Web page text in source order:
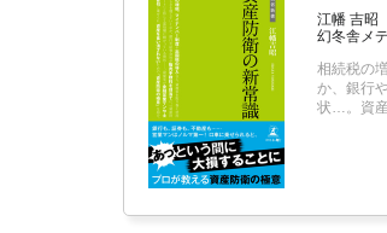
江幡 吉昭
幻冬舎メ
相続税の
か、銀行
状…。資